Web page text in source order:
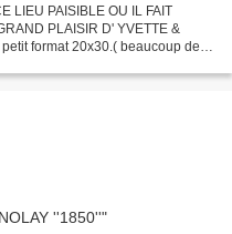
LIEU PAISIBLE OU IL FAIT
PLAISIR D' YVETTE &
format 20x30.( beaucoup de